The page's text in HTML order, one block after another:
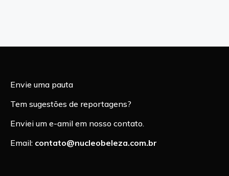
Envie uma pauta
Tem sugestões de reportagens?
Enviei um e-amil em nosso contato.
Email: contato@nucleobeleza.com.br